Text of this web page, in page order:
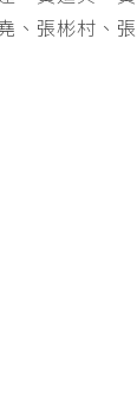
、張彬村、